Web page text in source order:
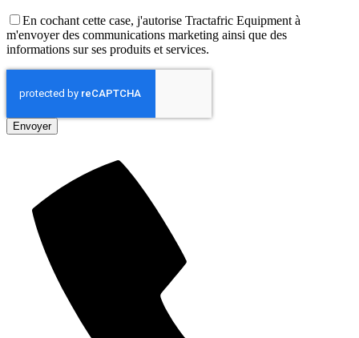
En cochant cette case, j'autorise Tractafric Equipment à
m'envoyer des communications marketing ainsi que des
informations sur ses produits et services.